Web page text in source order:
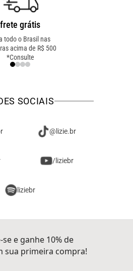
frete grátis
todo o Brasil nas
acima de R$ 500
*Consulte
SOCIAIS
@lizie.br
/liziebr
liziebr
e ganhe 10% de
sua primeira compra!